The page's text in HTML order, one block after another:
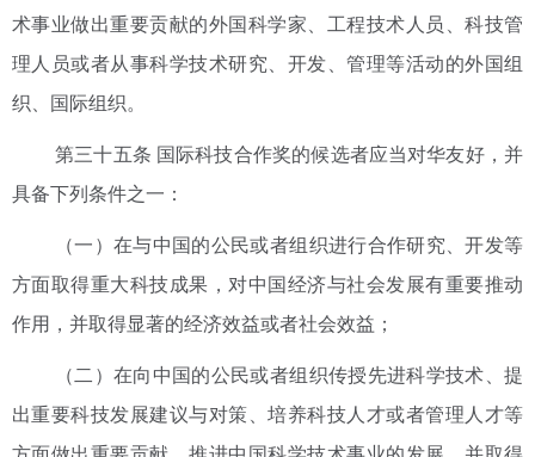
术事业做出重要贡献的外国科学家、工程技术人员、科技管
理人员或者从事科学技术研究、开发、管理等活动的外国组
织、国际组织。
第三十五条 国际科技合作奖的候选者应当对华友好，并
具备下列条件之一：
（一）在与中国的公民或者组织进行合作研究、开发等
方面取得重大科技成果，对中国经济与社会发展有重要推动
作用，并取得显著的经济效益或者社会效益；
（二）在向中国的公民或者组织传授先进科学技术、提
出重要科技发展建议与对策、培养科技人才或者管理人才等